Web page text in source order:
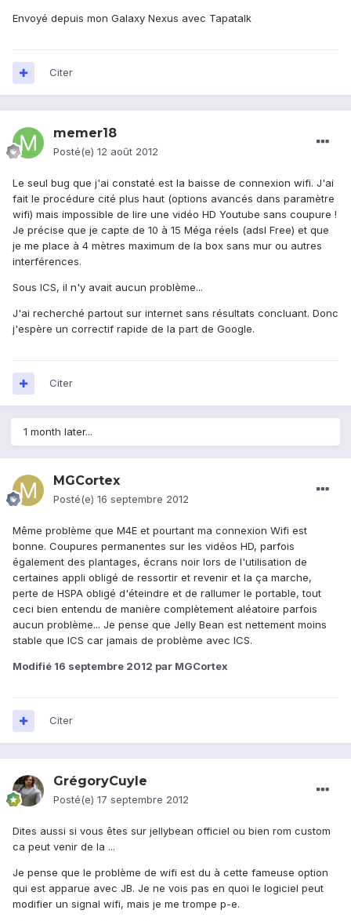
Envoyé depuis mon Galaxy Nexus avec Tapatalk
Citer
memer18
Posté(e) 12 août 2012
Le seul bug que j'ai constaté est la baisse de connexion wifi. J'ai
fait le procédure cité plus haut (options avancés dans paramètre
wifi) mais impossible de lire une vidéo HD Youtube sans coupure !
Je précise que je capte de 10 à 15 Méga réels (adsl Free) et que
je me place à 4 mètres maximum de la box sans mur ou autres
interférences.
Sous ICS, il n'y avait aucun problème...
J'ai recherché partout sur internet sans résultats concluant. Donc
j'espère un correctif rapide de la part de Google.
Citer
1 month later...
MGCortex
Posté(e) 16 septembre 2012
Même problème que M4E et pourtant ma connexion Wifi est
bonne. Coupures permanentes sur les vidéos HD, parfois
également des plantages, écrans noir lors de l'utilisation de
certaines appli obligé de ressortir et revenir et la ça marche,
perte de HSPA obligé d'éteindre et de rallumer le portable, tout
ceci bien entendu de manière complètement aléatoire parfois
aucun problème... Je pense que Jelly Bean est nettement moins
stable que ICS car jamais de problème avec ICS.
Modifié 16 septembre 2012 par MGCortex
Citer
GrégoryCuyle
Posté(e) 17 septembre 2012
Dites aussi si vous êtes sur jellybean officiel ou bien rom custom
ca peut venir de la ...
Je pense que le problème de wifi est du à cette fameuse option
qui est apparue avec JB. Je ne vois pas en quoi le logiciel peut
modifier un signal wifi, mais je me trompe p-e.